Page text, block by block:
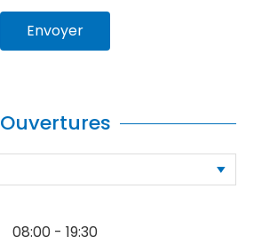
Envoyer
Ouvertures
08:00 - 19:30